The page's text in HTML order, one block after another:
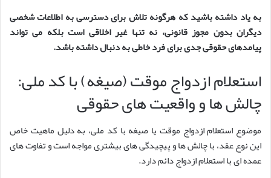
به یاد داشته باشید که هرگونه تلاش برای دسترسی به اطلاعات شخصی
دیگران بدون مجوز قانونی، نه تنها غیر اخلاقی است بلکه می تواند
پیامدهای حقوقی جدی برای فرد خاطی به دنبال داشته باشد.
استعلام ازدواج موقت (صیغه) با کد ملی:
چالش ها و واقعیت های حقوقی
موضوع استعلام ازدواج موقت یا صیغه با کد ملی، به دلیل ماهیت خاص
این نوع عقد، با چالش ها و پیچیدگی های بیشتری مواجه است و تفاوت های
عمده ای با استعلام ازدواج دائم دارد.